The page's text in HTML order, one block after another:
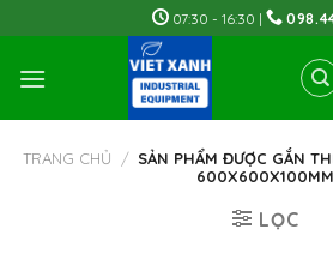
to
content
07:30 - 16:30 |
TRANG CHỦ / SẢN PHẨM ĐƯỢC GẮN
LỌC